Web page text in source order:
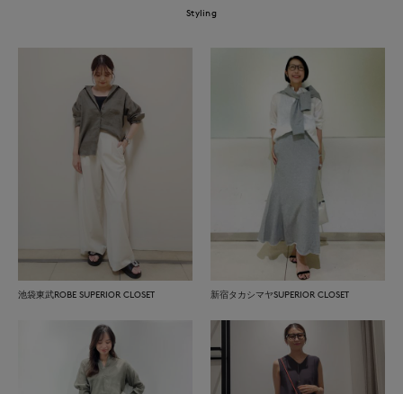
Styling
池袋東武ROBE SUPERIOR CLOSET 新宿タカシマヤSUPERIOR CLOSET